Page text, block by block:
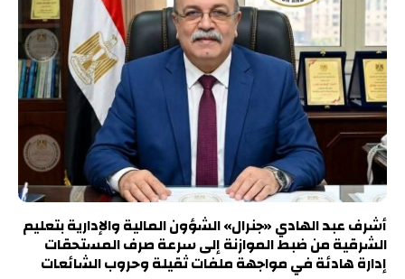
أشرف عبد الهادي «جنرال» الشؤون المالية والإدارية بتعليم
الشرقية من ضبط الموازنة إلى سرعة صرف المستحقات
إدارة هادئة في مواجهة ملفات ثقيلة وحروب الشائعات